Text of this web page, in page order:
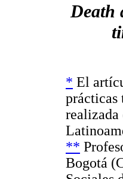
Death
* El
prácticas
realizada
**
Bogotá